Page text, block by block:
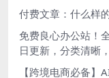
付费文章：什么样
免费良心办公站！
日更新，分类清晰
【跨境电商必备】